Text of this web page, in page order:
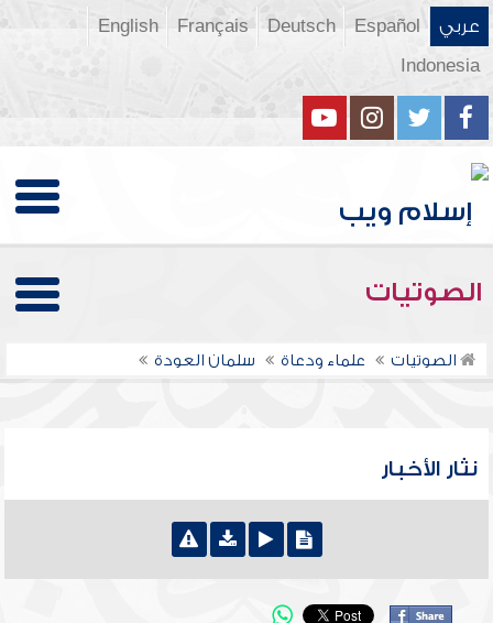
عربي Español
Deutsch
Français
English
Indonesia
الصوتيات
الصوتيات علماء ودعاة سلمان العودة
نثار الأخبار